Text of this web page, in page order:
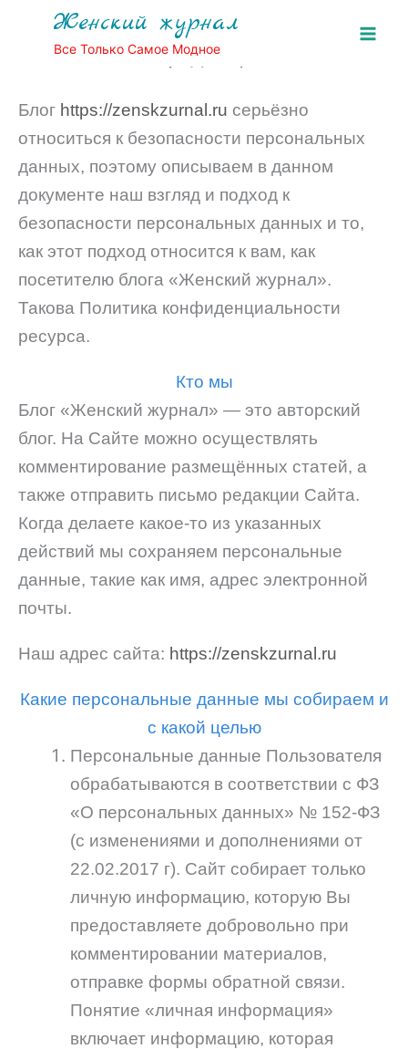
ПерейтиЖенский журнал
Все Только Самое Модное
Политика конфиденциальности
Блог https://zenskzurnal.ru серьёзно
относиться к безопасности персональных
данных, поэтому описываем в данном
документе наш взгляд и подход к
безопасности персональных данных и то,
как этот подход относится к вам, как
посетителю блога «Женский журнал».
Такова Политика конфиденциальности
ресурса.
Кто мы
Блог «Женский журнал» — это авторский
блог. На Сайте можно осуществлять
комментирование размещённых статей, а
также отправить письмо редакции Сайта.
Когда делаете какое-то из указанных
действий мы сохраняем персональные
данные, такие как имя, адрес электронной
почты.
Наш адрес сайта: https://zenskzurnal.ru
Какие персональные данные мы собираем и
с какой целью
Персональные данные Пользователя
обрабатываются в соответствии с ФЗ
«О персональных данных» № 152-ФЗ
(с изменениями и дополнениями от
22.02.2017 г). Сайт собирает только
личную информацию, которую Вы
предоставляете добровольно при
комментировании материалов,
отправке формы обратной связи.
Понятие «личная информация»
включает информацию, которая